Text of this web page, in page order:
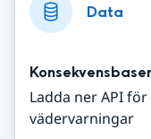
Data
Ladda ner API
vädervarningar